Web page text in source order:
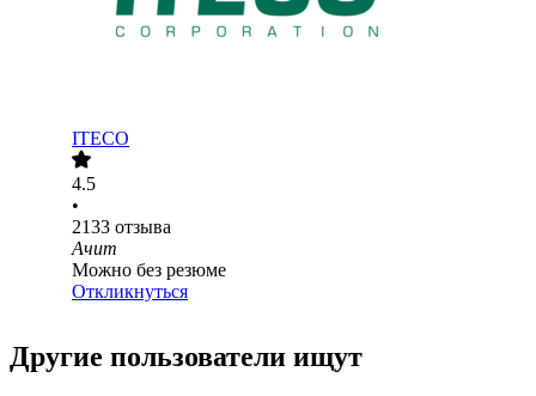
ITECO
4.5
•
2133 отзыва
Ачит
Можно без резюме
Откликнуться
Другие пользователи ищут